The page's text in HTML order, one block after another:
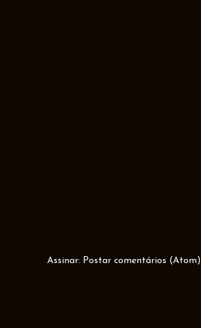
Assinar: Postar comentários (Atom)